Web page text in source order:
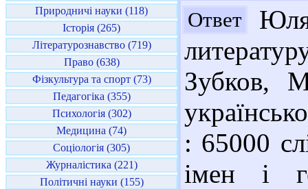
Природничі науки (118)
Історія (265)
Літературознавство (719)
Право (638)
Фізкультура та спорт (73)
Педагогіка (355)
Психологія (302)
Медицина (74)
Соціологія (305)
Журналістика (221)
Політичні науки (155)
Ответ
Зубков,
: 65000
імен і